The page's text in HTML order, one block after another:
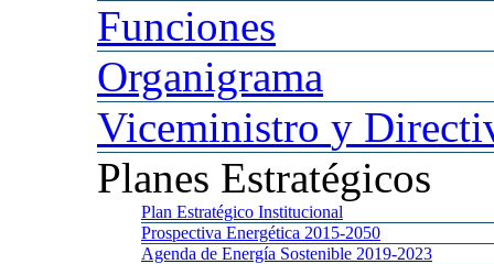
Funciones
Organigrama
Viceministro y
Planes Estratégicos
Plan Estratégico Institucional
Prospectiva Energética 2015-2050
Agenda de Energía Sostenible 2019-2023